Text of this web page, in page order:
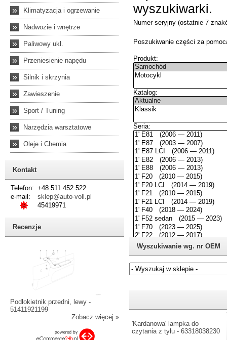
» Klimatyzacja i ogrzewanie
» Nadwozie i wnętrze
» Paliwowy ukł.
» Przeniesienie napędu
» Silnik i skrzynia
» Zawieszenie
» Sport / Tuning
» Narzędzia warsztatowe
» Oleje i Chemia
Kontakt
Telefon: +48 511 452 522
e-mail:
sklep@auto-voll.pl
45419971
Recenzje
Podłokietnik przedni, lewy -
51411921199
Zobacz więcej »
Wyszukiwanie wg. nr OEM
'Kardanowa' lampka do
czytania z tyłu - 63318038230